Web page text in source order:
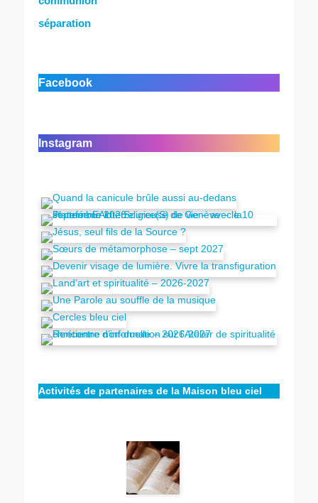
séparation
Facebook
Instagram
Activités de partenaires de la Maison bleu ciel